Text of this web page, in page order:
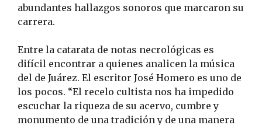
abundantes hallazgos sonoros que marcaron su
carrera.
Entre la catarata de notas necrológicas es
difícil encontrar a quienes analicen la música
del de Juárez. El escritor José Homero es uno de
los pocos. “El recelo cultista nos ha impedido
escuchar la riqueza de su acervo, cumbre y
monumento de una tradición y de una manera